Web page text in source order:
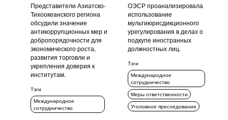
Представители Азиатско-
Тихоокеанского региона
обсудили значение
антикоррупционных мер и
добропорядочности для
экономического роста,
развития торговли и
укрепления доверия к
институтам.
Тэги
Международное
сотрудничество
ОЭСР проанализировала
использование
мультиюрисдикционного
урегулирования в делах о
подкупе иностранных
должностных лиц.
Тэги
Международное
сотрудничество
Меры ответственности
Уголовное преследование